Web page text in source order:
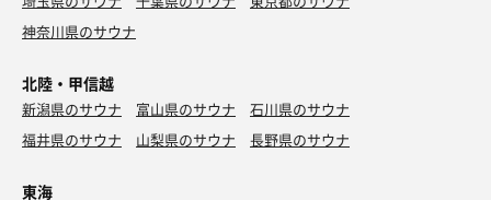
神奈川県のサウナ
北陸・甲信越
新潟県のサウナ 富山県のサウナ
石川県のサウナ
福井県のサウナ
山梨県のサウナ 長野県のサウナ
東海